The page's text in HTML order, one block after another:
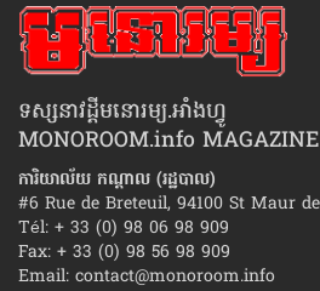
ទស្សនាវដ្ដីមនោរម្យ.អាំងហ្វូ
MONOROOM.info MAGAZINE
ការិយាល័យ កណ្ដាល (រដ្ឋបាល)
#6 Rue de Breteuil, 94100 St Maur
Tél: + 33 (0) 98 06 98 909
Fax: + 33 (0) 98 56 98 909
Email: contact@monoroom.info